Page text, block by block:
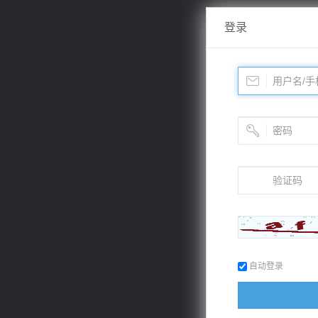
登录
自动登录